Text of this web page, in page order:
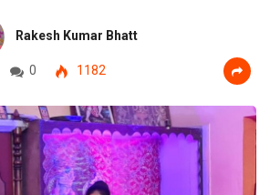
Rakesh Kumar Bhatt
0 1182